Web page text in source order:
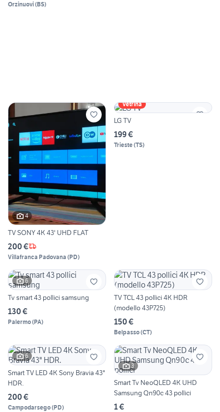
Orzinuovi(BS)
4
TV SONY 4K 43' UHD FLAT
200 €
Villafranca Padovana (PD)
Vetrina
LG TV
199 €
Trieste(TS)
6
Tv smart 43 pollici samsung
130 €
Palermo(PA)
TV TCL 43 pollici 4K HDR
(modello 43P725)
150 €
Belpasso(CT)
6
Smart TV LED 4K Sony Bravia 43"
HDR.
200 €
Campodarsego(PD)
3
Smart Tv NeoQLED 4K UHD
Samsung Qn90c 43 pollici
1 €